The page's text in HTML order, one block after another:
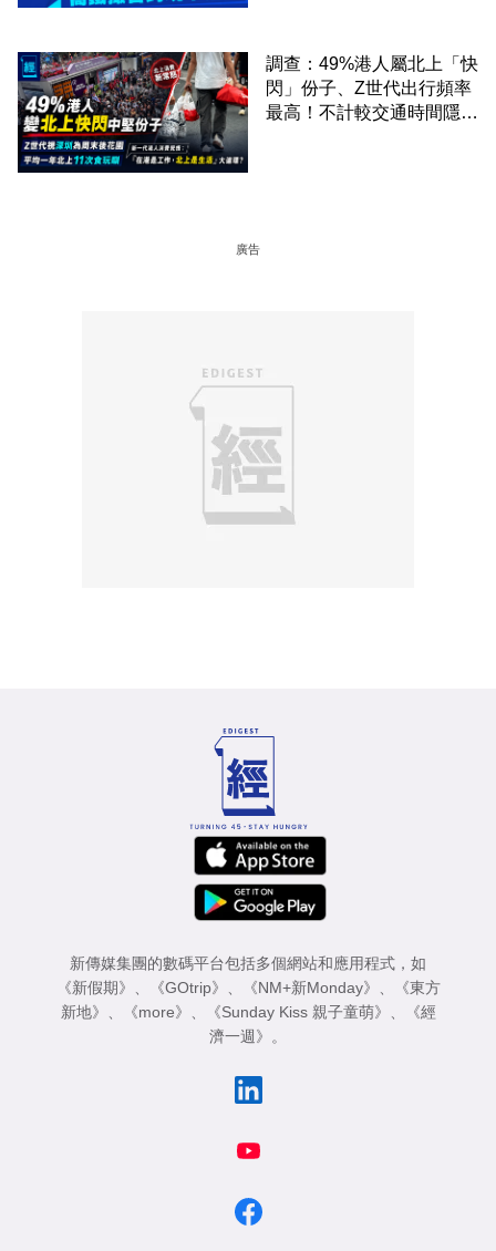
調查：49%港人屬北上「快
閃」份子、Z世代出行頻率
最高！不計較交通時間隱形
廣告
新傳媒集團的數碼平台包括多個網站和應用程式，如
《新假期》
《GOtrip》 《NM+新Monday》
《東方
新地》
《more》 《Sunday Kiss 親子童萌》
《經
濟一週》
。